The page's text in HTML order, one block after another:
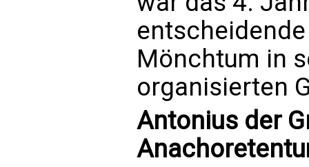
Mönchtum in
organisierten
Antonius der